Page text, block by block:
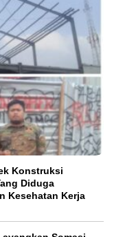
Konstruksi
Diduga
Kesehatan Kerja